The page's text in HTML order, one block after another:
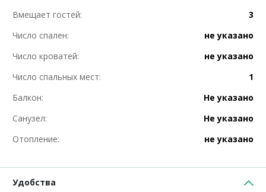
Вмещает гостей:
3
Число спален:
не указано
Число кроватей:
не указано
Число спальных мест:
1
Балкон:
Не указано
Санузел:
Не указано
Отопление:
не указано
Удобства